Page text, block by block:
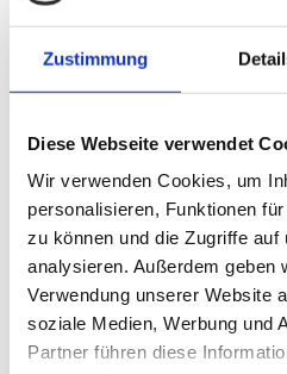
Zustimmung
Diese Webseite verwendet
Wir verwenden Cookies, um
personalisieren, Funktionen
zu können und die Zugriffe auf
analysieren. Außerdem geben
Verwendung unserer Website
soziale Medien, Werbung und
Partner führen diese
Wir freuen uns darauf, von
bestrebt, Ihre Anliegen
zu bieten. Zögern Sie nicht,
sind gerne für Sie da!
Tel.:+43 (0) 664 52 66 155
Mail:
info@hotel-lisa.at
JETZT ANFRAGEN